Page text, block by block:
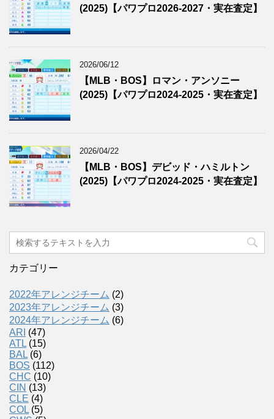
(2025)【パワプロ2026-2027・実在査定】
2026/06/12
【MLB・BOS】ロマン・アンソニー
(2025)【パワプロ2024-2025・実在査定】
2026/04/22
【MLB・BOS】デビッド・ハミルトン
(2025)【パワプロ2024-2025・実在査定】
カテゴリー
2022年アレンジチーム (2)
2023年アレンジチーム (3)
2024年アレンジチーム (6)
ARI (47)
ATL (15)
BAL (6)
BOS (112)
CHC (10)
CIN (13)
CLE (4)
COL (5)